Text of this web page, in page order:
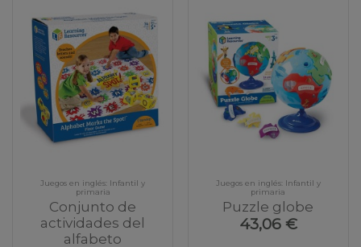
Juegos en inglés: Infantil y
primaria
Conjunto de
actividades del
alfabeto
Juegos en inglés: Infantil y
primaria
Puzzle globe
43,06 €